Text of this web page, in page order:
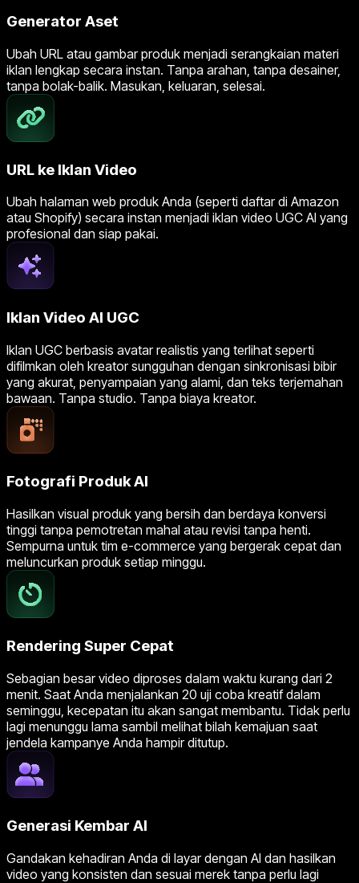
Generator Aset
Ubah URL atau gambar produk menjadi serangkaian materi
iklan lengkap secara instan. Tanpa arahan, tanpa desainer,
tanpa bolak-balik. Masukan, keluaran, selesai.
URL ke Iklan Video
Ubah halaman web produk Anda (seperti daftar di Amazon
atau Shopify) secara instan menjadi iklan video UGC AI yang
profesional dan siap pakai.
Iklan Video AI UGC
Iklan UGC berbasis avatar realistis yang terlihat seperti
difilmkan oleh kreator sungguhan dengan sinkronisasi bibir
yang akurat, penyampaian yang alami, dan teks terjemahan
bawaan. Tanpa studio. Tanpa biaya kreator.
Fotografi Produk AI
Hasilkan visual produk yang bersih dan berdaya konversi
tinggi tanpa pemotretan mahal atau revisi tanpa henti.
Sempurna untuk tim e-commerce yang bergerak cepat dan
meluncurkan produk setiap minggu.
Rendering Super Cepat
Sebagian besar video diproses dalam waktu kurang dari 2
menit. Saat Anda menjalankan 20 uji coba kreatif dalam
seminggu, kecepatan itu akan sangat membantu. Tidak perlu
lagi menunggu lama sambil melihat bilah kemajuan saat
jendela kampanye Anda hampir ditutup.
Generasi Kembar AI
Gandakan kehadiran Anda di layar dengan AI dan hasilkan
video yang konsisten dan sesuai merek tanpa perlu lagi